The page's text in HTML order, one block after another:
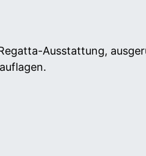
Ausstattung,